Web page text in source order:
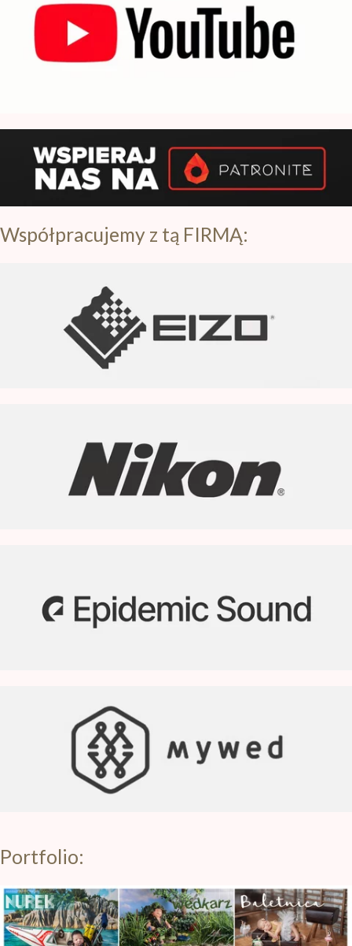
Subskrybuj nasz kanał na YT
Współpracujemy z tą FIRMĄ:
Portfolio: